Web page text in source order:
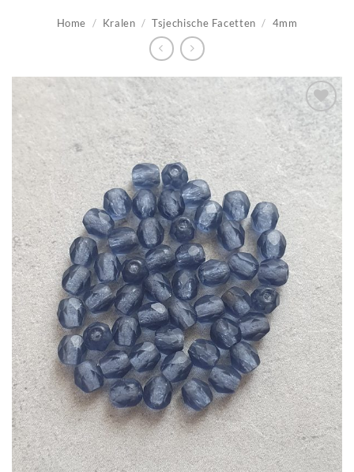
Home / Kralen / Tsjechische Facetten / 4mm
Aan
verlanglijst
toevoegen